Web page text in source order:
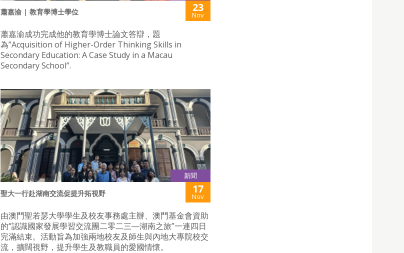
蕭嘉渝 | 教育學博士學位 23
Nov
蕭嘉渝成功完成他的教育學博士論文答辯，題
為”Acquisition of Higher-Order Thinking Skills in
Secondary Education: A Case Study in a Macau
Secondary School”.
新聞
聖大一行赴湖南交流促提升拓視野 17
Nov
由澳門聖若瑟大學學生及校友事務處主辦、澳門基金會資助
的“認識國家發展學習交流團二零二三―湖南之旅”一連四日
完滿結束。活動旨為加強兩地校友及師生與內地大專院校交
流，擴闊視野，提升學生及教職員的愛國情懷。